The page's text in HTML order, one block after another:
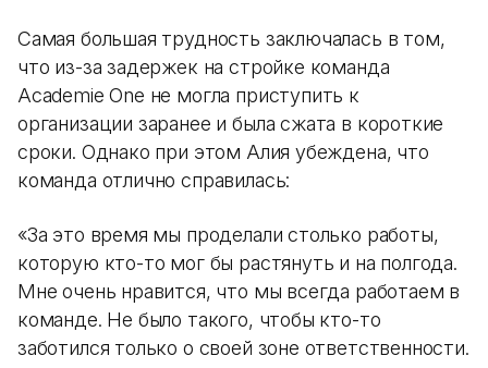
Самая большая трудность заключалась в том,
что из-за задержек на стройке команда
Academie One не могла приступить к
организации заранее и была сжата в короткие
сроки. Однако при этом Алия убеждена, что
команда отлично справилась:
«За это время мы проделали столько работы,
которую кто-то мог бы растянуть и на полгода.
Мне очень нравится, что мы всегда работаем в
команде. Не было такого, чтобы кто-то
заботился только о своей зоне ответственности.